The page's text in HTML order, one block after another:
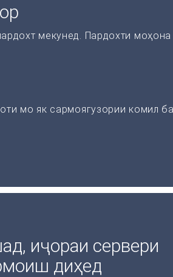
мекунед. Пардохти
мо як сармоягузории комил
иҷораи сервери
диҳед